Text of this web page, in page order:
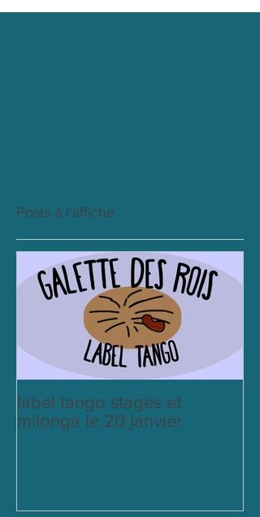
Posts à l'affiche
label tango stages et
milonga le 20 janvier